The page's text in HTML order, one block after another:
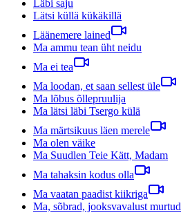
Läbi saju
Lätsi küllä kükäkillä
Läänemere lained
Ma ammu tean üht neidu
Ma ei tea
Ma loodan, et saan sellest üle
Ma lõbus õllepruulija
Ma lätsi läbi Tsergo külä
Ma märtsikuus läen merele
Ma olen väike
Ma Suudlen Teie Kätt, Madam
Ma tahaksin kodus olla
Ma vaatan paadist kiikriga
Ma, sõbrad, jooksvavalust murtud